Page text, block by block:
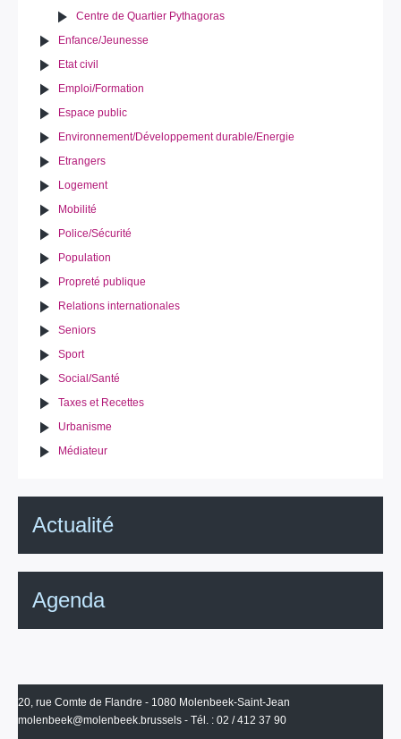
Centre de Quartier Pythagoras
Enfance/Jeunesse
Etat civil
Emploi/Formation
Espace public
Environnement/Développement durable/Energie
Etrangers
Logement
Mobilité
Police/Sécurité
Population
Propreté publique
Relations internationales
Seniors
Sport
Social/Santé
Taxes et Recettes
Urbanisme
Médiateur
Actualité
Agenda
20, rue Comte de Flandre - 1080 Molenbeek-Saint-Jean
molenbeek@molenbeek.brussels - Tél. : 02 / 412 37 90